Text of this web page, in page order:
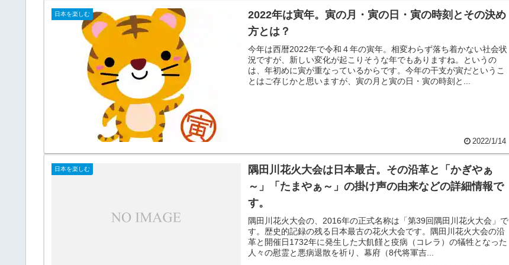
日本を楽しむ
2022年は寅年。寅の月・寅の日・寅の時刻とその決め
方とは？
今年は西暦2022年で令和４年の寅年。相変わらず落ち着かない社会状
況ですが、新しい変化が起こりそうな年でもありますね。というの
は、年初めに寅が重なっているからです。今年の干支が寅だというこ
とはご存じかと思いますが、寅の月と寅の日・寅の時刻と...
2022/1/14
日本を楽しむ
隅田川花火大会は日本最古。その沿革と「かぎやぁ
～」「たまやぁ～」の掛け声の由来などの詳細情報で
す。
隅田川花火大会の、2016年の正式名称は「第39回隅田川花火大会」で
す。歴史的記録の残る日本最古の花火大会です。隅田川花火大会の沿
革と開催日1732年に発生した大飢饉と疫病（コレラ）の犠牲となった
人々の慰霊と悪病退散を祈り、幕府（8代将軍吉...